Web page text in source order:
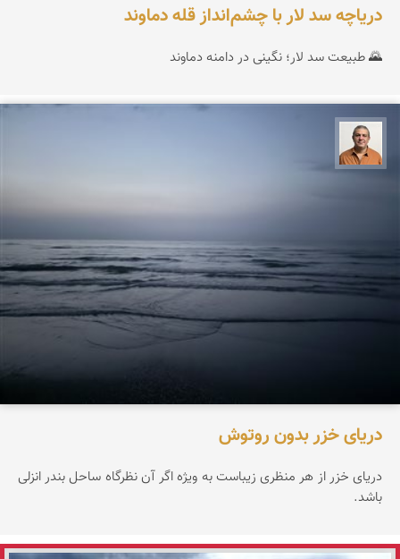
دریاچه سد لار با چشم‌انداز قله دماوند
🌄 طبیعت سد لار؛ نگینی در دامنه دماوند
دریای خزر بدون روتوش
دریای خزر از هر منظری زیباست به ویژه اگر آن نظرگاه ساحل بندر انزلی
باشد.